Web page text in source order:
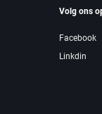
Volg ons
Facebook
Linkdin